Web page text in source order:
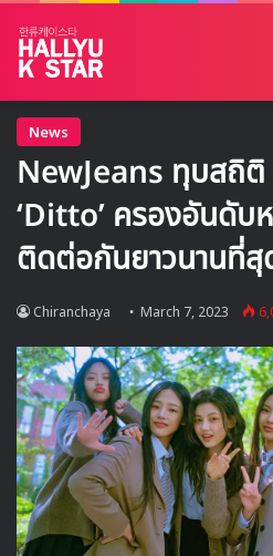
News
NewJeans ทุบสถิ
‘Ditto’ ครองอันดับ
ติดต่อกันยาวนานที่
Chiranchaya March 7, 2023